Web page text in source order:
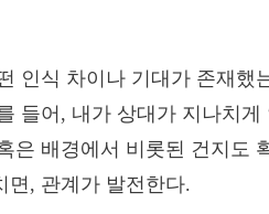
인식 차이나 기대가 존재했
들어, 내가 상대가 지나치게
은 배경에서 비롯된 건지도
면, 관계가 발전한다.